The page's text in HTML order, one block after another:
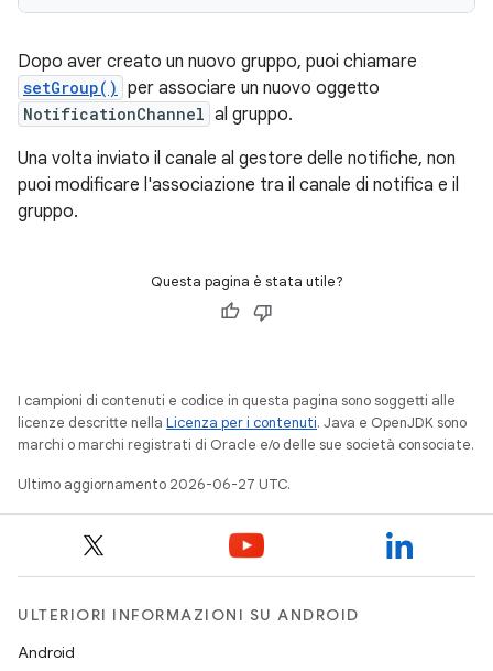
Dopo aver creato un nuovo gruppo, puoi chiamare
setGroup() per associare un nuovo oggetto
NotificationChannel al gruppo.
Una volta inviato il canale al gestore delle notifiche, non
puoi modificare l'associazione tra il canale di notifica e il
gruppo.
Questa pagina è stata utile?
I campioni di contenuti e codice in questa pagina sono soggetti alle
licenze descritte nella Licenza per i contenuti. Java e OpenJDK sono
marchi o marchi registrati di Oracle e/o delle sue società consociate.
Ultimo aggiornamento 2026-06-27 UTC.
ULTERIORI INFORMAZIONI SU ANDROID
Android